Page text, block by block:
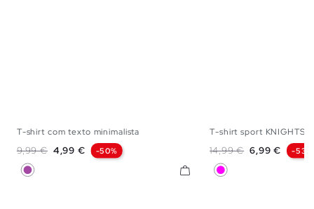
T-shirt com texto minimalista
Preço normal
9,99 € Preço
4,99 € -50%
Púrpura
XS
T-shirt sport KNIGHTS
Preço normal
14,99 € Preço
6,99 € -53%
Magenta